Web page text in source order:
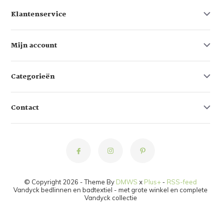
Klantenservice
Mijn account
Categorieën
Contact
© Copyright 2026 - Theme By DMWS x Plus+ - RSS-feed
Vandyck bedlinnen en badtextiel - met grote winkel en complete
Vandyck collectie